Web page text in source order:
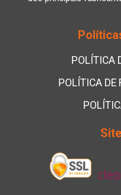
POLÍTICA
POLÍTICA DE